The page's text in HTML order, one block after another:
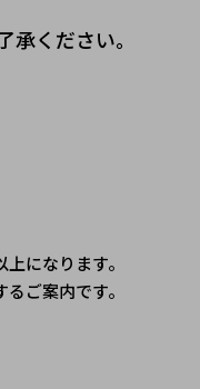
承ください。
になります。
ご案内です。